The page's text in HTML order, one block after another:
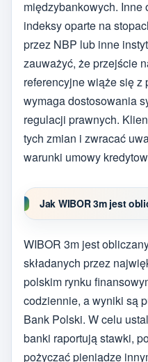
międzybankowych.
indeksy oparte na
przez NBP lub inne
zauważyć, że przejście
referencyjne wiąże się
wymaga dostosowania
regulacji prawnych.
tych zmian i zwracać
warunki umowy
Jak WIBOR 3m jest
WIBOR 3m jest
składanych przez
polskim rynku
codziennie, a wyniki są
Bank Polski. W celu
banki raportują stawki,
pożyczać pieniądze